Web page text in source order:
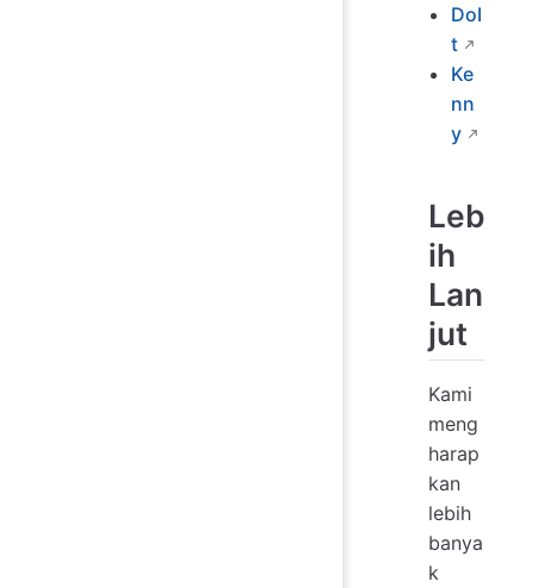
DoI
t
Ke
nn
y
Leb
ih
Lan
jut
Kami
meng
harap
kan
lebih
banya
k